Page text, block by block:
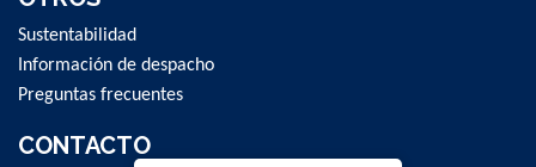
Sustentabilidad
Información de despacho
Preguntas frecuentes
CONTACTO